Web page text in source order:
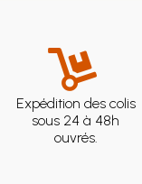
Expédition des colis
sous 24 à 48h
ouvrés.